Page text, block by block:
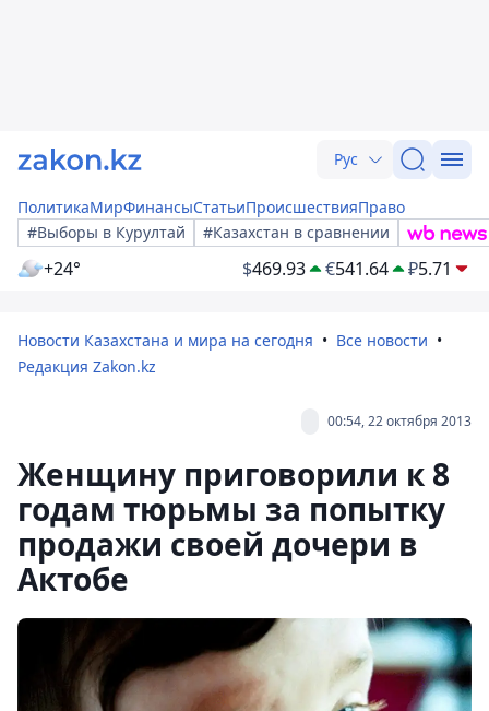
Рус
ПолитикаМирФинансыСтатьиПроисшествияПраво
#Выборы в Курултай
#Казахстан в сравнении
+24° $469.93 €541.64 ₽5.71
Новости Казахстана и мира на сегодня
Все новости
Редакция Zakon.kz
00:54, 22 октября 2013
Женщину приговорили к 8
годам тюрьмы за попытку
продажи своей дочери в
Актобе